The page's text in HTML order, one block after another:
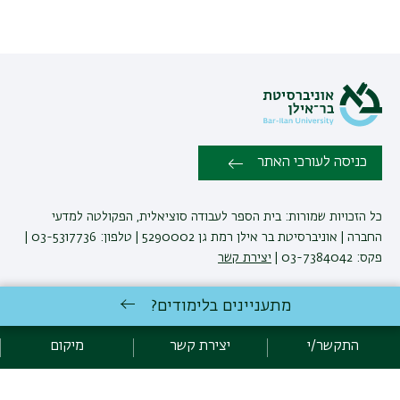
כניסה לעורכי האתר
כל הזכויות שמורות: בית הספר לעבודה סוציאלית, הפקולטה למדעי
פקס: 03-7384042 |
יצירת קשר
לימודי עבודה סוציאלית באוניברסיטת בר-אילן
הצהרת נגישות
מדיניות פרטיות
מתעניינים בלימודים?
התקשר/י יצירת קשר מיקום